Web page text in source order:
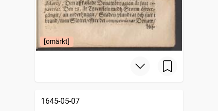
[omärkt]
1645-05-07